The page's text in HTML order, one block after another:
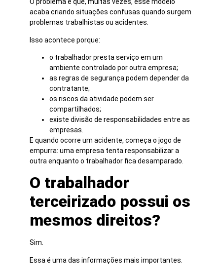
O problema é que, muitas vezes, esse modelo
acaba criando situações confusas quando surgem
problemas trabalhistas ou acidentes.
Isso acontece porque:
o trabalhador presta serviço em um
ambiente controlado por outra empresa;
as regras de segurança podem depender da
contratante;
os riscos da atividade podem ser
compartilhados;
existe divisão de responsabilidades entre as
empresas.
E quando ocorre um acidente, começa o jogo de
empurra: uma empresa tenta responsabilizar a
outra enquanto o trabalhador fica desamparado.
O trabalhador
terceirizado possui os
mesmos direitos?
Sim.
Essa é uma das informações mais importantes.